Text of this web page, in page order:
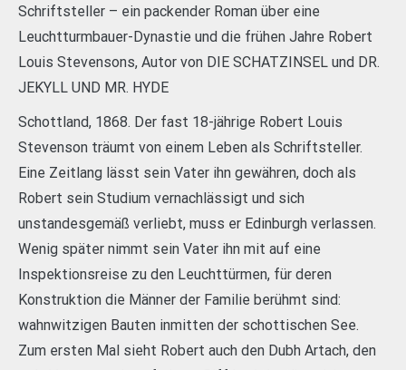
Schriftsteller – ein packender Roman über eine
Leuchtturmbauer-Dynastie und die frühen Jahre Robert
Louis Stevensons, Autor von DIE SCHATZINSEL und DR.
JEKYLL UND MR. HYDE
Schottland, 1868. Der fast 18-jährige Robert Louis
Stevenson träumt von einem Leben als Schriftsteller.
Eine Zeitlang lässt sein Vater ihn gewähren, doch als
Robert sein Studium vernachlässigt und sich
unstandesgemäß verliebt, muss er Edinburgh verlassen.
Wenig später nimmt sein Vater ihn mit auf eine
Inspektionsreise zu den Leuchttürmen, für deren
Konstruktion die Männer der Familie berühmt sind:
wahnwitzigen Bauten inmitten der schottischen See.
Zum ersten Mal sieht Robert auch den Dubh Artach, den